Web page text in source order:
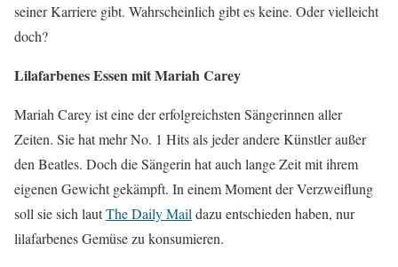
seiner Karriere gibt. Wahrscheinlich gibt es keine. Oder vielleicht
doch?
Lilafarbenes Essen mit Mariah Carey
Mariah Carey ist eine der erfolgreichsten Sängerinnen aller
Zeiten. Sie hat mehr No. 1 Hits als jeder andere Künstler außer
den Beatles. Doch die Sängerin hat auch lange Zeit mit ihrem
eigenen Gewicht gekämpft. In einem Moment der Verzweiflung
soll sie sich lautThe Daily Mail dazu entschieden haben, nur
lilafarbenes Gemüse zu konsumieren.